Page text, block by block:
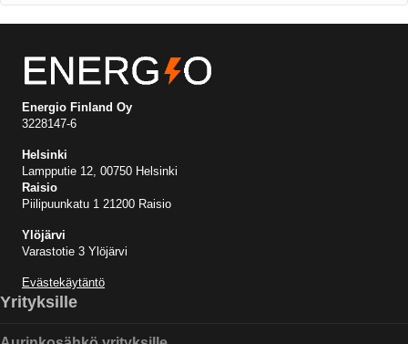
Energio Finland Oy
3228147-6
Helsinki
Lampputie 12, 00750 Helsinki
Raisio
Piilipuunkatu 1 21200 Raisio
Ylöjärvi
Varastotie 3 Ylöjärvi
Evästekäytäntö
Yrityksille